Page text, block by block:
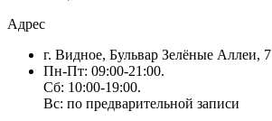
Адрес
г. Видное, Бульвар Зелёные Аллеи, 7
Пн-Пт: 09:00-21:00.
Сб: 10:00-19:00.
Вс: по предварительной записи